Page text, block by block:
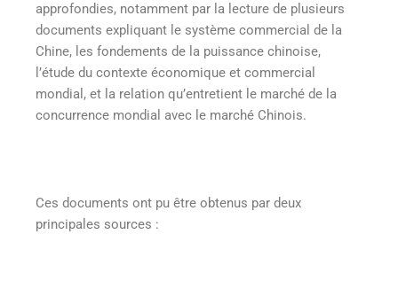
approfondies, notamment par la lecture de plusieurs
documents expliquant le système commercial de la
Chine, les fondements de la puissance chinoise,
l’étude du contexte économique et commercial
mondial, et la relation qu’entretient le marché de la
concurrence mondial avec le marché Chinois.
Ces documents ont pu être obtenus par deux
principales sources :